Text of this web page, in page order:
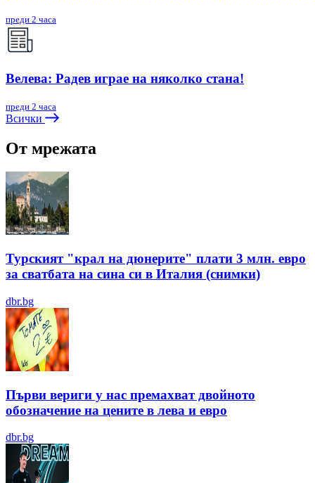
преди 2 часа
Велева: Радев играе на няколко стана!
преди 2 часа
Всички
От мрежата
Турският "крал на дюнерите" плати 3 млн. евро
за сватбата на сина си в Италия (снимки)
dbr.bg
Първи вериги у нас премахват двойното
обозначение на цените в лева и евро
dbr.bg